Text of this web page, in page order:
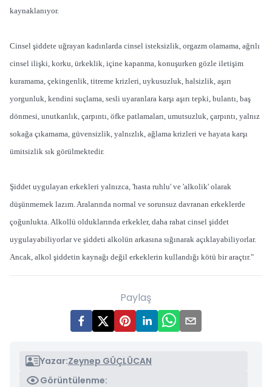
kaynaklanıyor.
Cinsel şiddete uğrayan kadınlarda cinsel isteksizlik, orgazm olamama, ağrılı
cinsel ilişki, korku, ürkeklik, içine kapanma, konuşurken gözle iletişim
kuramama, çekingenlik, titreme krizleri, uykusuzluk, halsizlik, aşırı
yorgunluk, kendini suçlama, sesli uyaranlara karşı aşırı tepki, bulantı, baş
dönmesi, unutkanlık, çarpıntı, öfke patlamaları, umutsuzluk, çarpıntı, yalnız
sokağa çıkamama, güvensizlik, yalnızlık, ağlama krizleri ve hayata karşı
ümitsizlik sık görülmektedir.
Şiddet uygulayan erkekleri yalnızca, 'hasta ruhlu' ve 'alkolik' olarak
düşünmemek lazım. Aralarında normal ve sorunsuz davranan erkeklerde
çoğunlukta. Alkollü olduklarında erkekler, daha rahat cinsel şiddet
uygulayabiliyorlar ve şiddeti alkolün arkasına sığınarak açıklayabiliyorlar.
Ancak, alkol şiddetin kaynağı değil erkeklerin kullandığı kötü bir araçtır."
Paylaş
Yazar:Zeynep GÜÇLÜCAN
Görüntülenme: